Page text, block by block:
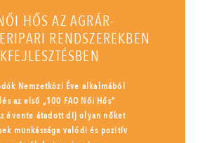
HŐS AZ AGRÁR-
RENDSZEREKBEN
Nemzetközi Éve alkalmából
az első „100 FAO Női Hős”
évente átadott díj olyan nőket
munkássága valódi és pozitív